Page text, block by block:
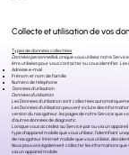
Collecte et utilisation de vos
Types de données collectées
Données personnellesLorsque vous utilisez notre
être utilisées pour vous contacter ou vous identifier. Les
Adresse e-mail
Prénom et nom de famille
Numéro de téléphone
Données d’utilisation
Données d’utilisation
Les Données d’utilisation sont collectées
Les Données d’utilisation peuvent inclure des
version du navigateur, les pages de notre Service que
d’autres données de diagnostic.
Lorsque vous accédez au Service par ou via un
type d’appareil mobile que vous utilisez, l’identifiant
de navigateur Internet mobile que vous utilisez, des
Nous pouvons également collecter les informations
via un appareil mobile.